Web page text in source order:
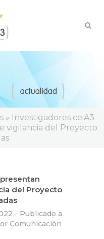
» Investigadores ceiA3
vigilancia del Proyecto
del Proyecto
- Publicado a
Comunicación